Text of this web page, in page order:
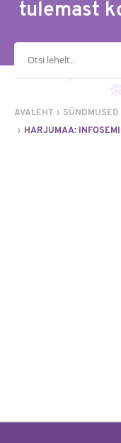
tulemast
Otsisõna
AVALEHT
HARJUMAA: